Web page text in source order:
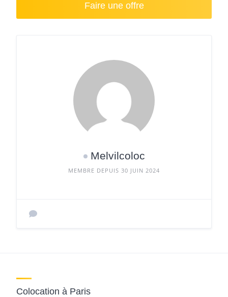
Faire une offre
Melvilcoloc
MEMBRE DEPUIS 30 JUIN 2024
Colocation à Paris